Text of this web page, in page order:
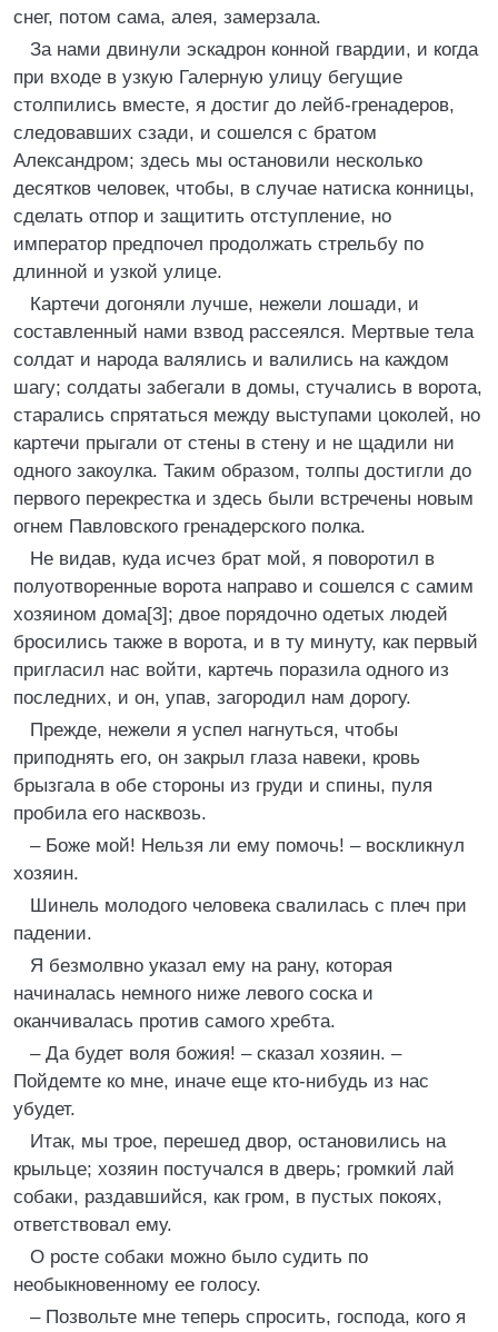
снег, потом сама, алея, замерзала.
За нами двинули эскадрон конной гвардии, и когда
при входе в узкую Галерную улицу бегущие
столпились вместе, я достиг до лейб-гренадеров,
следовавших сзади, и сошелся с братом
Александром; здесь мы остановили несколько
десятков человек, чтобы, в случае натиска конницы,
сделать отпор и защитить отступление, но
император предпочел продолжать стрельбу по
длинной и узкой улице.
Картечи догоняли лучше, нежели лошади, и
составленный нами взвод рассеялся. Мертвые тела
солдат и народа валялись и валились на каждом
шагу; солдаты забегали в домы, стучались в ворота,
старались спрятаться между выступами цоколей, но
картечи прыгали от стены в стену и не щадили ни
одного закоулка. Таким образом, толпы достигли до
первого перекрестка и здесь были встречены новым
огнем Павловского гренадерского полка.
Не видав, куда исчез брат мой, я поворотил в
полуотворенные ворота направо и сошелся с самим
хозяином дома[3]; двое порядочно одетых людей
бросились также в ворота, и в ту минуту, как первый
пригласил нас войти, картечь поразила одного из
последних, и он, упав, загородил нам дорогу.
Прежде, нежели я успел нагнуться, чтобы
приподнять его, он закрыл глаза навеки, кровь
брызгала в обе стороны из груди и спины, пуля
пробила его насквозь.
– Боже мой! Нельзя ли ему помочь! – воскликнул
хозяин.
Шинель молодого человека свалилась с плеч при
падении.
Я безмолвно указал ему на рану, которая
начиналась немного ниже левого соска и
оканчивалась против самого хребта.
– Да будет воля божия! – сказал хозяин. –
Пойдемте ко мне, иначе еще кто-нибудь из нас
убудет.
Итак, мы трое, перешед двор, остановились на
крыльце; хозяин постучался в дверь; громкий лай
собаки, раздавшийся, как гром, в пустых покоях,
ответствовал ему.
О росте собаки можно было судить по
необыкновенному ее голосу.
– Позвольте мне теперь спросить, господа, кого я